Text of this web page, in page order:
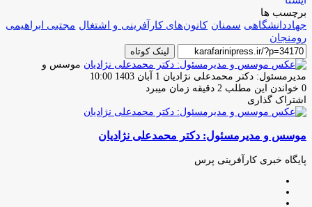
برچسب ها
جهاددانشگاهی سمنان کانون‌های کارآفرینی و اشتغال مجتبی ابراهیمی
رومنجان
لینک کوتاه
موسس و
مدیرمسئول: دکتر محمدعلی نژادیان ارسال
ایمیل
1 آبان 1403 10:00
0 خواندن این مطلب 2 دقیقه زمان میبرد
اشتراک گذاری
فیس
توئیتر
لینکدین
واتس
تلگرام
اشتراک
از
ایمیل
چاپ
موسس و مدیرمسئول: دکتر محمدعلی نژادیان
پایگاه خبری کارآفرینی پرس